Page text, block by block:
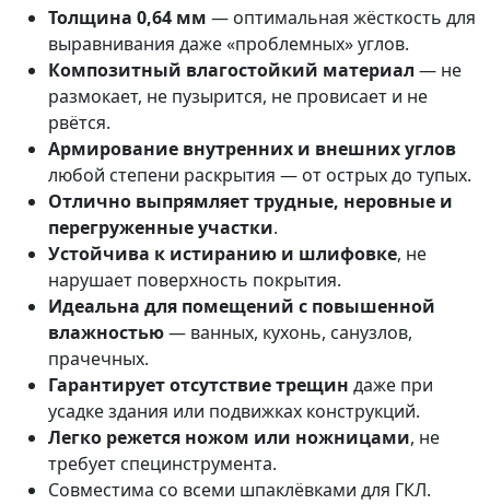
Толщина 0,64 мм — оптимальная жёсткость для
выравнивания даже «проблемных» углов.
Композитный влагостойкий материал — не
размокает, не пузырится, не провисает и не
рвётся.
Армирование внутренних и внешних углов
любой степени раскрытия — от острых до тупых.
Отлично выпрямляет трудные, неровные и
перегруженные участки.
Устойчива к истиранию и шлифовке, не
нарушает поверхность покрытия.
Идеальна для помещений с повышенной
влажностью— ванных, кухонь, санузлов,
прачечных.
Гарантирует отсутствие трещин даже при
усадке здания или подвижках конструкций.
Легко режется ножом или ножницами, не
требует специнструмента.
Совместима со всеми шпаклёвками для ГКЛ.